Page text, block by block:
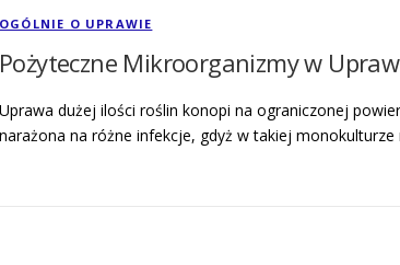
OGÓLNIE O UPRAWIE
Pożyteczne Mikroorganizmy w
Uprawa dużej ilości roślin konopi na ograniczonej
narażona na różne infekcje, gdyż w takiej